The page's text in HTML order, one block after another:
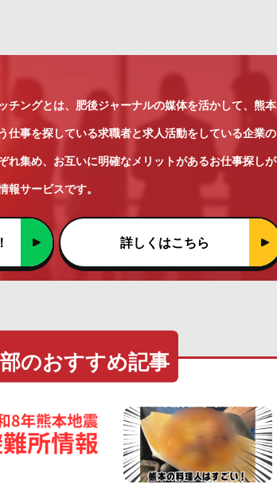
チングとは、肥後ジャーナルの媒体を活かして、熊本
仕事を探している求職者と求人活動をしている企業の
れ集め、お互いに明確なメリットがあるお仕事探しが
報サービスです。
詳しくはこちら
のおすすめ記事